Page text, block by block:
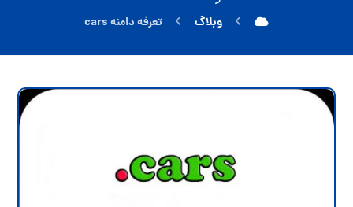
وبلاگ تعرفه دامنه cars